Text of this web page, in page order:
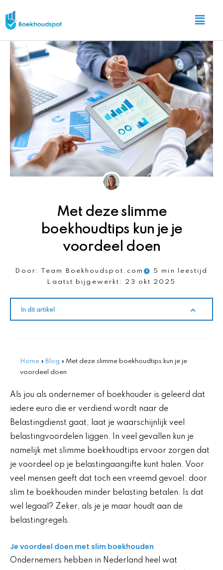
naar
de
Main
Menu
Met deze slimme
boekhoudtips kun je je
voordeel doen
Door: Team Boekhoudspot.com
5 min leestijd
Laatst bijgewerkt:
23 okt 2025
In dit artikel
Home » Blog » Met deze slimme boekhoudtips kun je je
voordeel doen
Als jou als ondernemer of boekhouder is geleerd dat
iedere euro die er verdiend wordt naar de
Belastingdienst gaat, laat je waarschijnlijk veel
belastingvoordelen liggen. In veel gevallen kun je
namelijk met slimme boekhoudtips ervoor zorgen dat
je voordeel op je belastingaangifte kunt halen. Voor
veel mensen geeft dat toch een vreemd gevoel: door
slim te boekhouden minder belasting betalen. Is dat
wel legaal? Zeker, als je je maar houdt aan de
belastingregels.
Je voordeel doen met slim boekhouden
Ondernemers hebben in Nederland heel wat